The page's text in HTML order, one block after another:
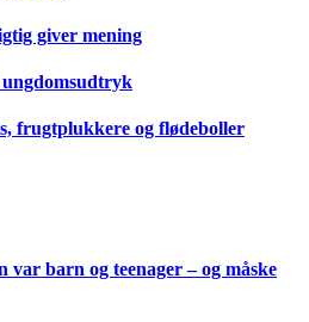
giver mening
frugtplukkere og flødeboller
barn og teenager – og måske